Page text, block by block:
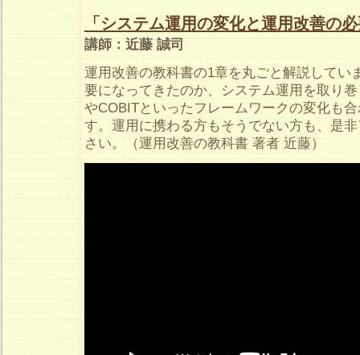
「システム運用の変化と運用改善の
講師：近藤 誠司
運用改善の教科書の1章を丸ごと解説してい
要になってきたのか、システム運用を取り
やCOBITといったフレームワークの変化も
す。運用に携わる方もそうでない方も、是
さい。（運用改善の教科書 著者 近藤）